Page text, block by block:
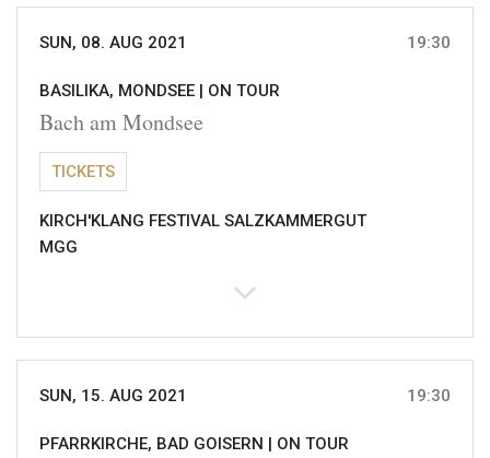
SUN, 08. AUG 2021 19:30
BASILIKA, MONDSEE | ON TOUR
Bach am Mondsee
TICKETS
KIRCH'KLANG FESTIVAL SALZKAMMERGUT
MGG
SUN, 15. AUG 2021 19:30
PFARRKIRCHE, BAD GOISERN | ON TOUR